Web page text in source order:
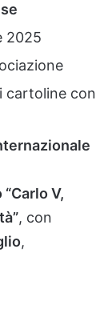
2025
cartoline con
“Carlo V,
, con
,